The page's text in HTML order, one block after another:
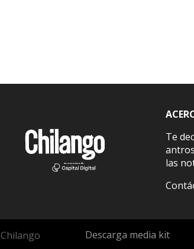
Te
las
Descarga media kit